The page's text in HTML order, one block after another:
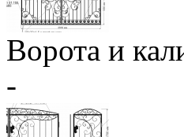
Ворота и
-